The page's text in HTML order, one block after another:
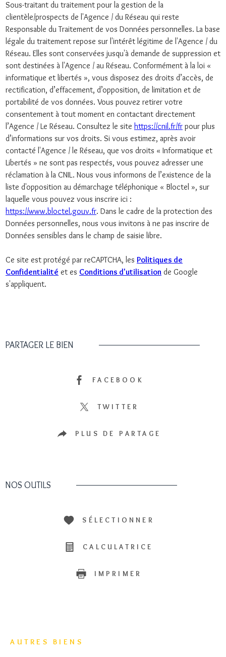
Sous-traitant du traitement pour la gestion de la
clientèle/prospects de l'Agence / du Réseau qui reste
Responsable du Traitement de vos Données personnelles. La base
légale du traitement repose sur l'intérêt légitime de l'Agence / du
Réseau. Elles sont conservées jusqu'à demande de suppression et
sont destinées à l'Agence / au Réseau. Conformément à la loi «
informatique et libertés », vous disposez des droits d’accès, de
rectification, d’effacement, d’opposition, de limitation et de
portabilité de vos données. Vous pouvez retirer votre
consentement à tout moment en contactant directement
l’Agence / Le Réseau. Consultez le site https://cnil.fr/fr pour plus
d’informations sur vos droits. Si vous estimez, après avoir
contacté l'Agence / le Réseau, que vos droits « Informatique et
Libertés » ne sont pas respectés, vous pouvez adresser une
réclamation à la CNIL. Nous vous informons de l’existence de la
liste d'opposition au démarchage téléphonique « Bloctel », sur
laquelle vous pouvez vous inscrire ici :
https://www.bloctel.gouv.fr. Dans le cadre de la protection des
Données personnelles, nous vous invitons à ne pas inscrire de
Données sensibles dans le champ de saisie libre.
Ce site est protégé par reCAPTCHA, les Politiques de
Confidentialité et es Conditions d'utilisation de Google
s'appliquent.
PARTAGER LE BIEN
FACEBOOK
TWITTER
PLUS DE PARTAGE
NOS OUTILS
SÉLECTIONNER
CALCULATRICE
IMPRIMER
AUTRES BIENS